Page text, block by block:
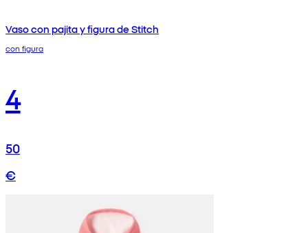
Vaso con pajita y figura de Stitch
con figura
4
50
€